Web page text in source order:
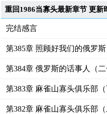
重回1986当寡头最新章节 更新
完结感言
第385章 照顾好我们的俄罗斯
第384章 俄罗斯的话事人（二
第383章 麻雀山寡头俱乐部（
第382章 麻雀山寡头俱乐部（